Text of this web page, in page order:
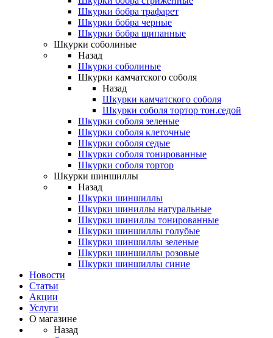
Шкурки бобра трафарет
Шкурки бобра черные
Шкурки бобра щипанные
Шкурки соболиные
Назад
Шкурки соболиные
Шкурки камчатского соболя
Назад
Шкурки камчатского соболя
Шкурки соболя тортор тон.седой
Шкурки соболя зеленые
Шкурки соболя клеточные
Шкурки соболя седые
Шкурки соболя тонированные
Шкурки соболя тортор
Шкурки шиншиллы
Назад
Шкурки шиншиллы
Шкурки шиниллы натуральные
Шкурки шиниллы тонированные
Шкурки шиншиллы голубые
Шкурки шиншиллы зеленые
Шкурки шиншиллы розовые
Шкурки шиншиллы синие
Новости
Статьи
Акции
Услуги
О магазине
Назад